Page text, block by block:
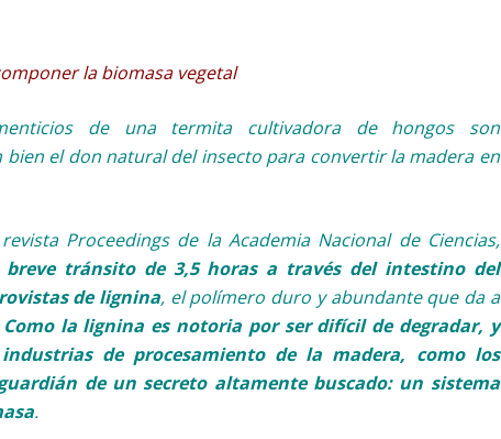
la biomasa vegetal
de una termita cultivadora de hongos son
el don natural del insecto para convertir la madera en
Proceedings de la Academia Nacional de Ciencias,
tránsito de 3,5 horas a través del intestino del
de lignina, el polímero duro y abundante que da a
Como la lignina es notoria por ser difícil de degradar, y
de procesamiento de la madera, como los
de un secreto altamente buscado: un sistema
.